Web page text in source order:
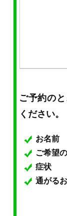
ご予約の
ください。
お名前
ご希望
症状
通がる